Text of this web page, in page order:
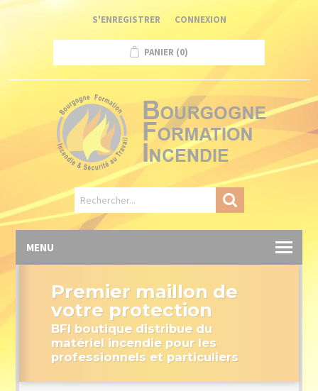
S'ENREGISTRER CONNEXION
PANIER (0)
MENU
Premier maillon de
votre protection
BFI boutique distribue du
matériel incendie pour les
professionnels et particuliers
Panneau de gestion des cookies